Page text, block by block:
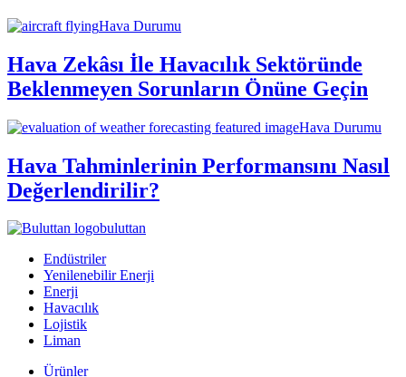
Hava Durumu
Hava Zekâsı İle Havacılık Sektöründe
Beklenmeyen Sorunların Önüne Geçin
Hava Durumu
Hava Tahminlerinin Performansını Nasıl
Değerlendirilir?
buluttan
Endüstriler
Yenilenebilir Enerji
Enerji
Havacılık
Lojistik
Liman
Ürünler